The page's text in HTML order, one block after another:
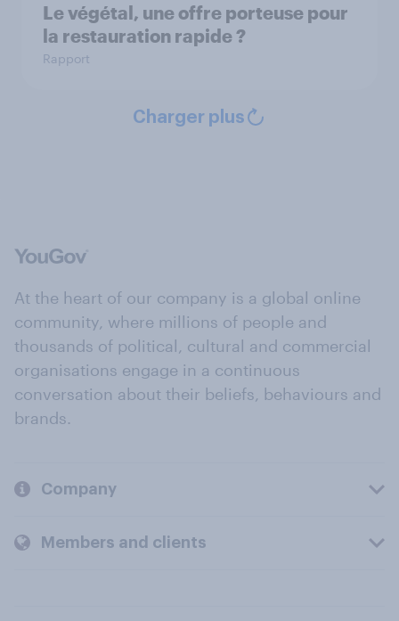
Le végétal, une offre porteuse pour
la restauration rapide ?
Rapport
Charger plus
At the heart of our company is a global online
community, where millions of people and
thousands of political, cultural and commercial
organisations engage in a continuous
conversation about their beliefs, behaviours and
brands.
Company
Members and clients